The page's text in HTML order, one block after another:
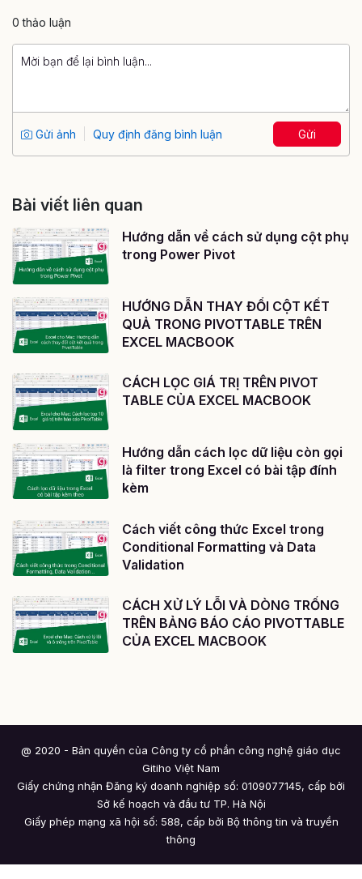
0 thảo luận
Gửi ảnh Quy định đăng bình luận Gửi
Bài viết liên quan
Hướng dẫn về cách sử dụng cột phụ
trong Power Pivot
HƯỚNG DẪN THAY ĐỔI CỘT KẾT
QUẢ TRONG PIVOTTABLE TRÊN
EXCEL MACBOOK
CÁCH LỌC GIÁ TRỊ TRÊN PIVOT
TABLE CỦA EXCEL MACBOOK
Hướng dẫn cách lọc dữ liệu còn gọi
là filter trong Excel có bài tập đính
kèm
Cách viết công thức Excel trong
Conditional Formatting và Data
Validation
CÁCH XỬ LÝ LỖI VÀ DÒNG TRỐNG
TRÊN BẢNG BÁO CÁO PIVOTTABLE
CỦA EXCEL MACBOOK
@ 2020 - Bản quyền của Công ty cổ phần công nghệ giáo dục
Gitiho Việt Nam
Giấy chứng nhận Đăng ký doanh nghiệp số: 0109077145, cấp bởi
Sở kế hoạch và đầu tư TP. Hà Nội
Giấy phép mạng xã hội số: 588, cấp bởi Bộ thông tin và truyền
thông